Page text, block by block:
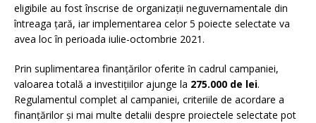
eligibile au fost înscrise de organizații neguvernamentale din
întreaga țară, iar implementarea celor 5 poiecte selectate va
avea loc în perioada iulie-octombrie 2021.
Prin suplimentarea finanţărilor oferite ȋn cadrul campaniei,
valoarea totală a investiţiilor ajunge la 275.000 de lei.
Regulamentul complet al campaniei, criteriile de acordare a
finanțărilor şi mai multe detalii despre proiectele selectate pot